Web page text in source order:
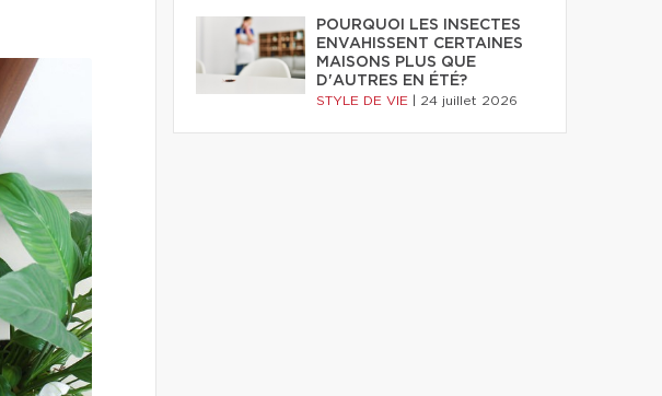
POURQUOI LES INSECTES
ENVAHISSENT CERTAINES
MAISONS PLUS QUE
D'AUTRES EN ÉTÉ?
STYLE DE VIE 24 juillet 2026